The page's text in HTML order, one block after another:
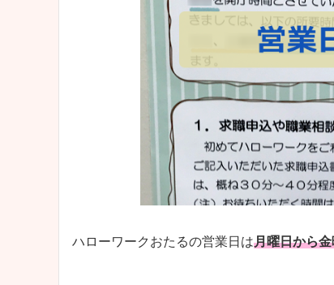
ハローワークおたるの営業日は月曜日から